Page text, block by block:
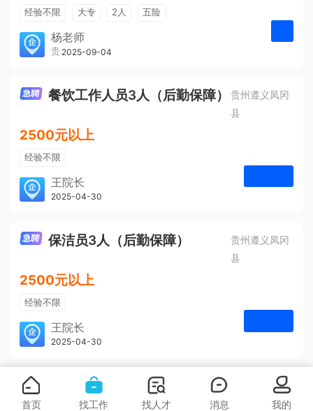
经验不限 大专 2人
五险
带薪年假
年终奖
免费培训
包住宿
杨老师
贵州大美前程文化发展有限公司
2025-09-04
餐饮工作人员3人（后勤保障）
贵州遵义凤冈
县
2500元以上
经验不限
学历不限
3人
王院长
凤冈安宁医院
2025-04-30
保洁员3人（后勤保障）
贵州遵义凤冈
县
2500元以上
经验不限
学历不限
3人
王院长
凤冈安宁医院
2025-04-30
首页 找工作 找人才 消息 我的